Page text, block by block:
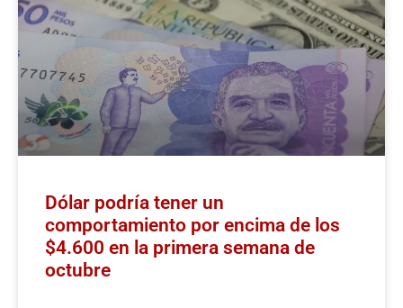
Dólar podría tener un
comportamiento por encima de los
$4.600 en la primera semana de
octubre